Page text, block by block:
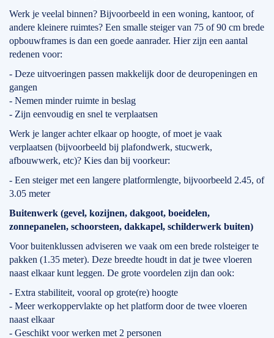
Werk je veelal binnen? Bijvoorbeeld in een woning, kantoor, of
andere kleinere ruimtes? Een smalle steiger van 75 of 90 cm brede
opbouwframes is dan een goede aanrader. Hier zijn een aantal
redenen voor:
- Deze uitvoeringen passen makkelijk door de deuropeningen en
gangen
- Nemen minder ruimte in beslag
- Zijn eenvoudig en snel te verplaatsen
Werk je langer achter elkaar op hoogte, of moet je vaak
verplaatsen (bijvoorbeeld bij plafondwerk, stucwerk,
afbouwwerk, etc)? Kies dan bij voorkeur:
- Een steiger met een langere platformlengte, bijvoorbeeld 2.45, of
3.05 meter
Buitenwerk (gevel, kozijnen, dakgoot, boeidelen,
zonnepanelen, schoorsteen, dakkapel, schilderwerk buiten)
Voor buitenklussen adviseren we vaak om een brede rolsteiger te
pakken (1.35 meter). Deze breedte houdt in dat je twee vloeren
naast elkaar kunt leggen. De grote voordelen zijn dan ook:
- Extra stabiliteit, vooral op grote(re) hoogte
- Meer werkoppervlakte op het platform door de twee vloeren
naast elkaar
- Geschikt voor werken met 2 personen